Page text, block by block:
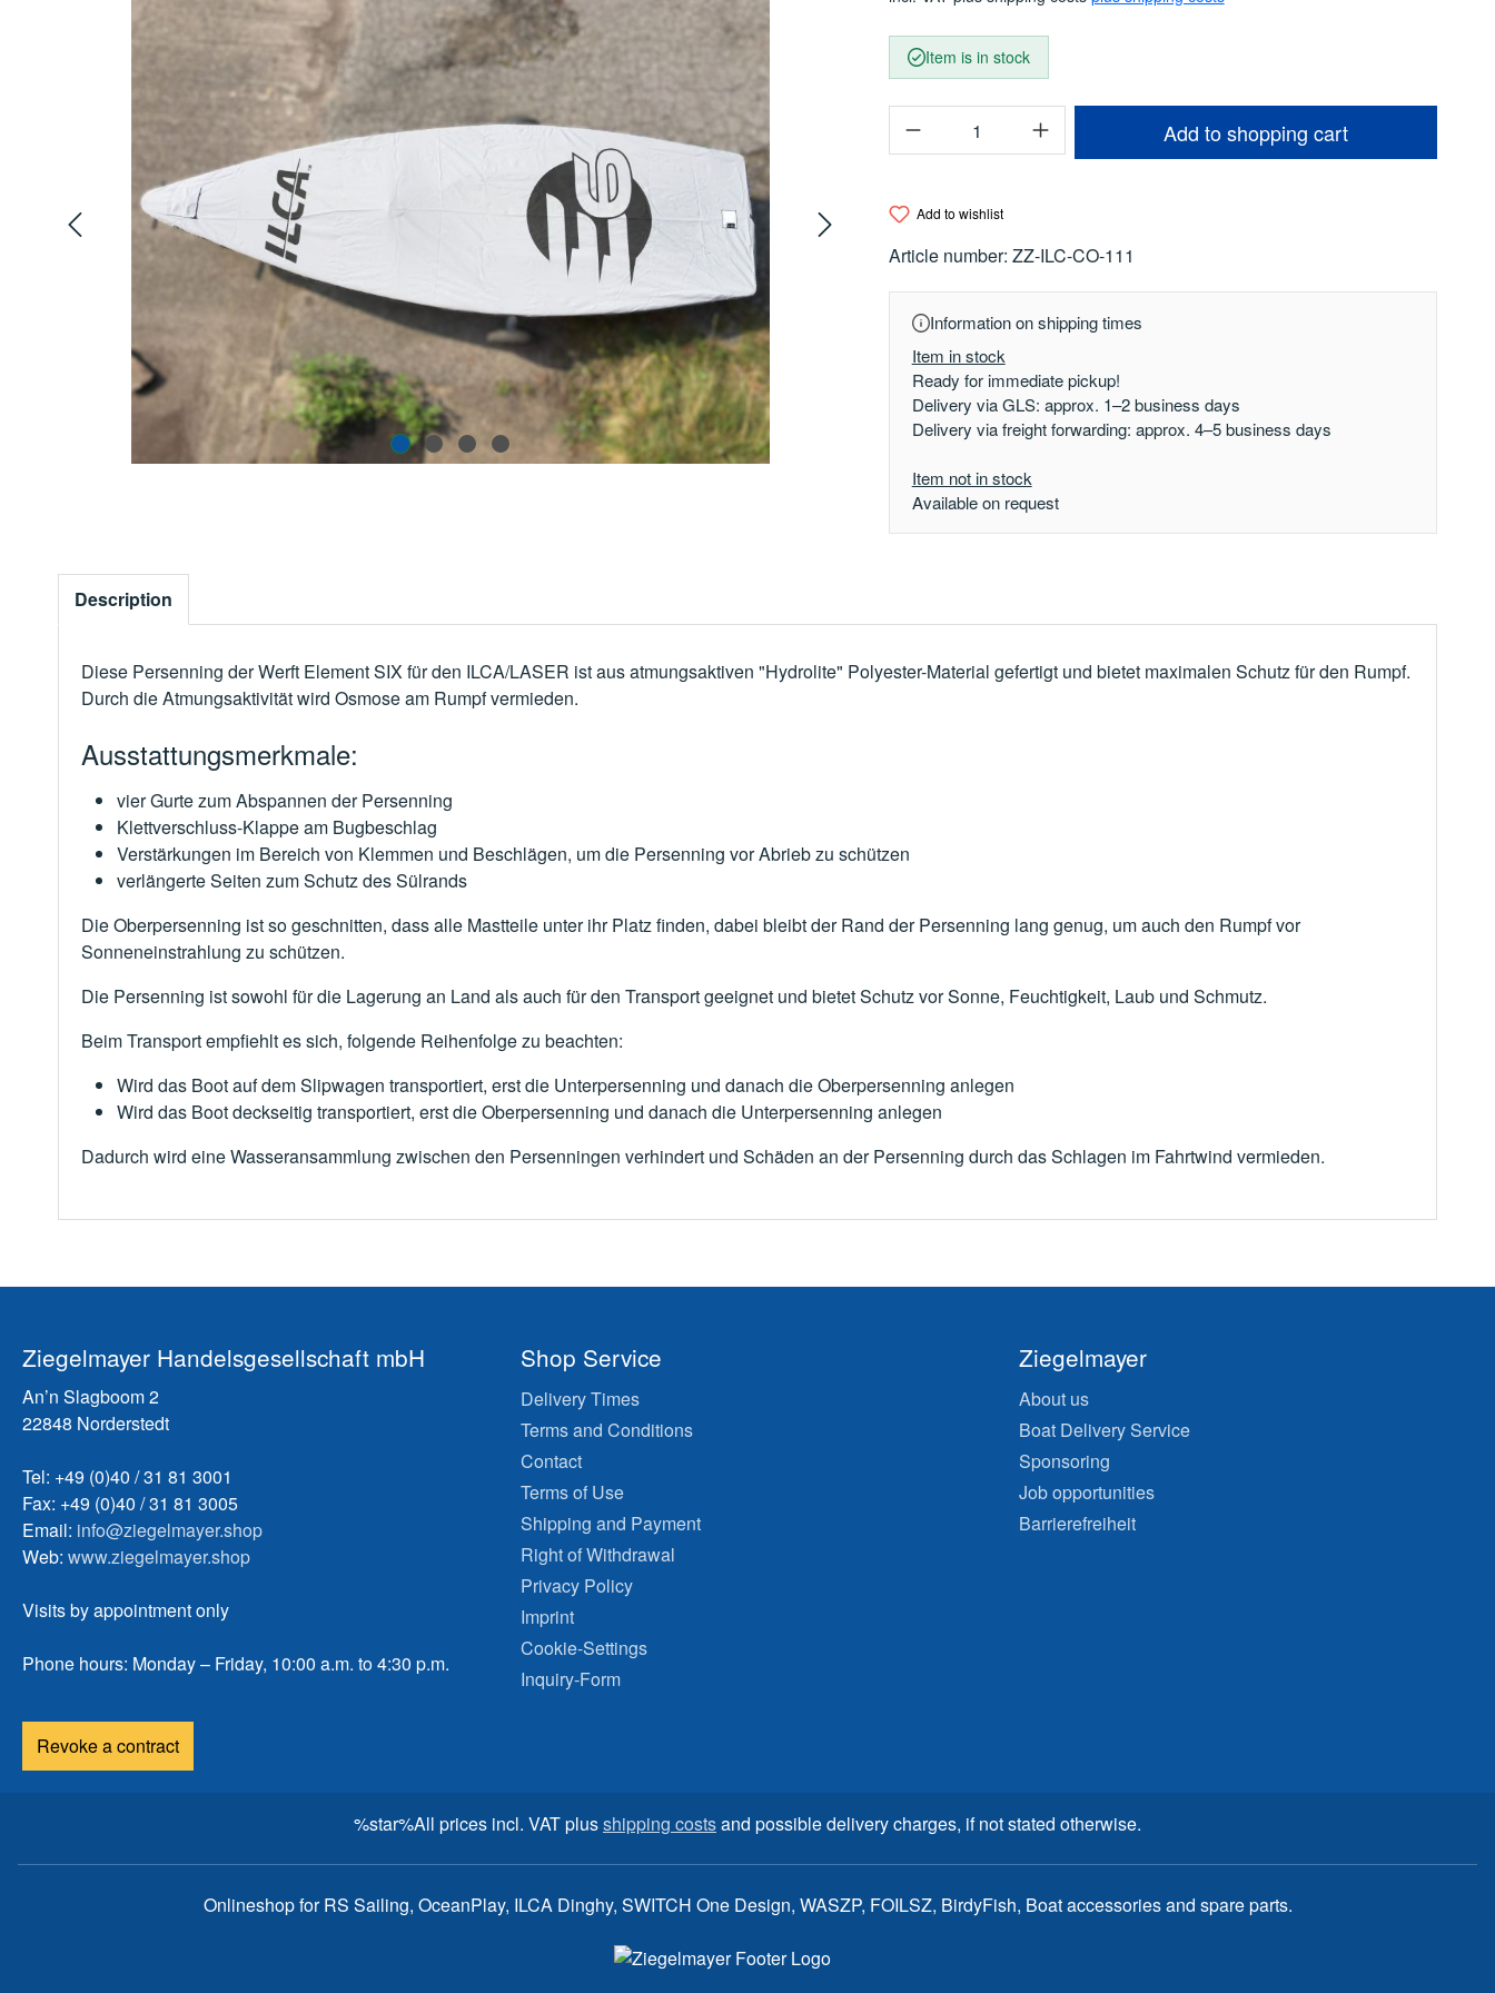
Item is in stock
Product Quantity: Enter the desired amount or
Add to shopping cart
Add to wishlist
Article number: ZZ-ILC-CO-111
Information on shipping times
Item in stock
Ready for immediate pickup!
Delivery via GLS: approx. 1–2 business days
Delivery via freight forwarding: approx. 4–5 business days
Item not in stock
Available on request
Description
Diese Persenning der Werft Element SIX für den ILCA/LASER ist aus atmungsaktiven "Hydrolite" Polyester-Material gefertigt und bietet maximalen Schutz für den Rumpf.
Durch die Atmungsaktivität wird Osmose am Rumpf vermieden.
Ausstattungsmerkmale:
vier Gurte zum Abspannen der Persenning
Klettverschluss-Klappe am Bugbeschlag
Verstärkungen im Bereich von Klemmen und Beschlägen, um die Persenning vor Abrieb zu schützen
verlängerte Seiten zum Schutz des Sülrands
Die Oberpersenning ist so geschnitten, dass alle Mastteile unter ihr Platz finden, dabei bleibt der Rand der Persenning lang genug, um auch den Rumpf vor
Sonneneinstrahlung zu schützen.
Die Persenning ist sowohl für die Lagerung an Land als auch für den Transport geeignet und bietet Schutz vor Sonne, Feuchtigkeit, Laub und Schmutz.
Beim Transport empfiehlt es sich, folgende Reihenfolge zu beachten:
Wird das Boot auf dem Slipwagen transportiert, erst die Unterpersenning und danach die Oberpersenning anlegen
Wird das Boot deckseitig transportiert, erst die Oberpersenning und danach die Unterpersenning anlegen
Dadurch wird eine Wasseransammlung zwischen den Persenningen verhindert und Schäden an der Persenning durch das Schlagen im Fahrtwind vermieden.
Ziegelmayer Handelsgesellschaft mbH
An’n Slagboom 2
22848 Norderstedt
Tel: +49 (0)40 / 31 81 3001
Fax: +49 (0)40 / 31 81 3005
Email: info@ziegelmayer.shop
Web: www.ziegelmayer.shop
Visits by appointment only
Phone hours: Monday – Friday, 10:00 a.m. to 4:30 p.m.
Revoke a contract
Shop Service
Delivery Times
Terms and Conditions
Contact
Terms of Use
Shipping and Payment
Right of Withdrawal
Privacy Policy
Imprint
Cookie-Settings
Inquiry-Form
Ziegelmayer
About us
Boat Delivery Service
Sponsoring
Job opportunities
Barrierefreiheit
%star%All prices incl. VAT plusshipping costsand possible delivery charges, if not stated otherwise.
Onlineshop for RS Sailing, OceanPlay, ILCA Dinghy, SWITCH One Design, WASZP, FOILSZ, BirdyFish, Boat accessories and spare parts.